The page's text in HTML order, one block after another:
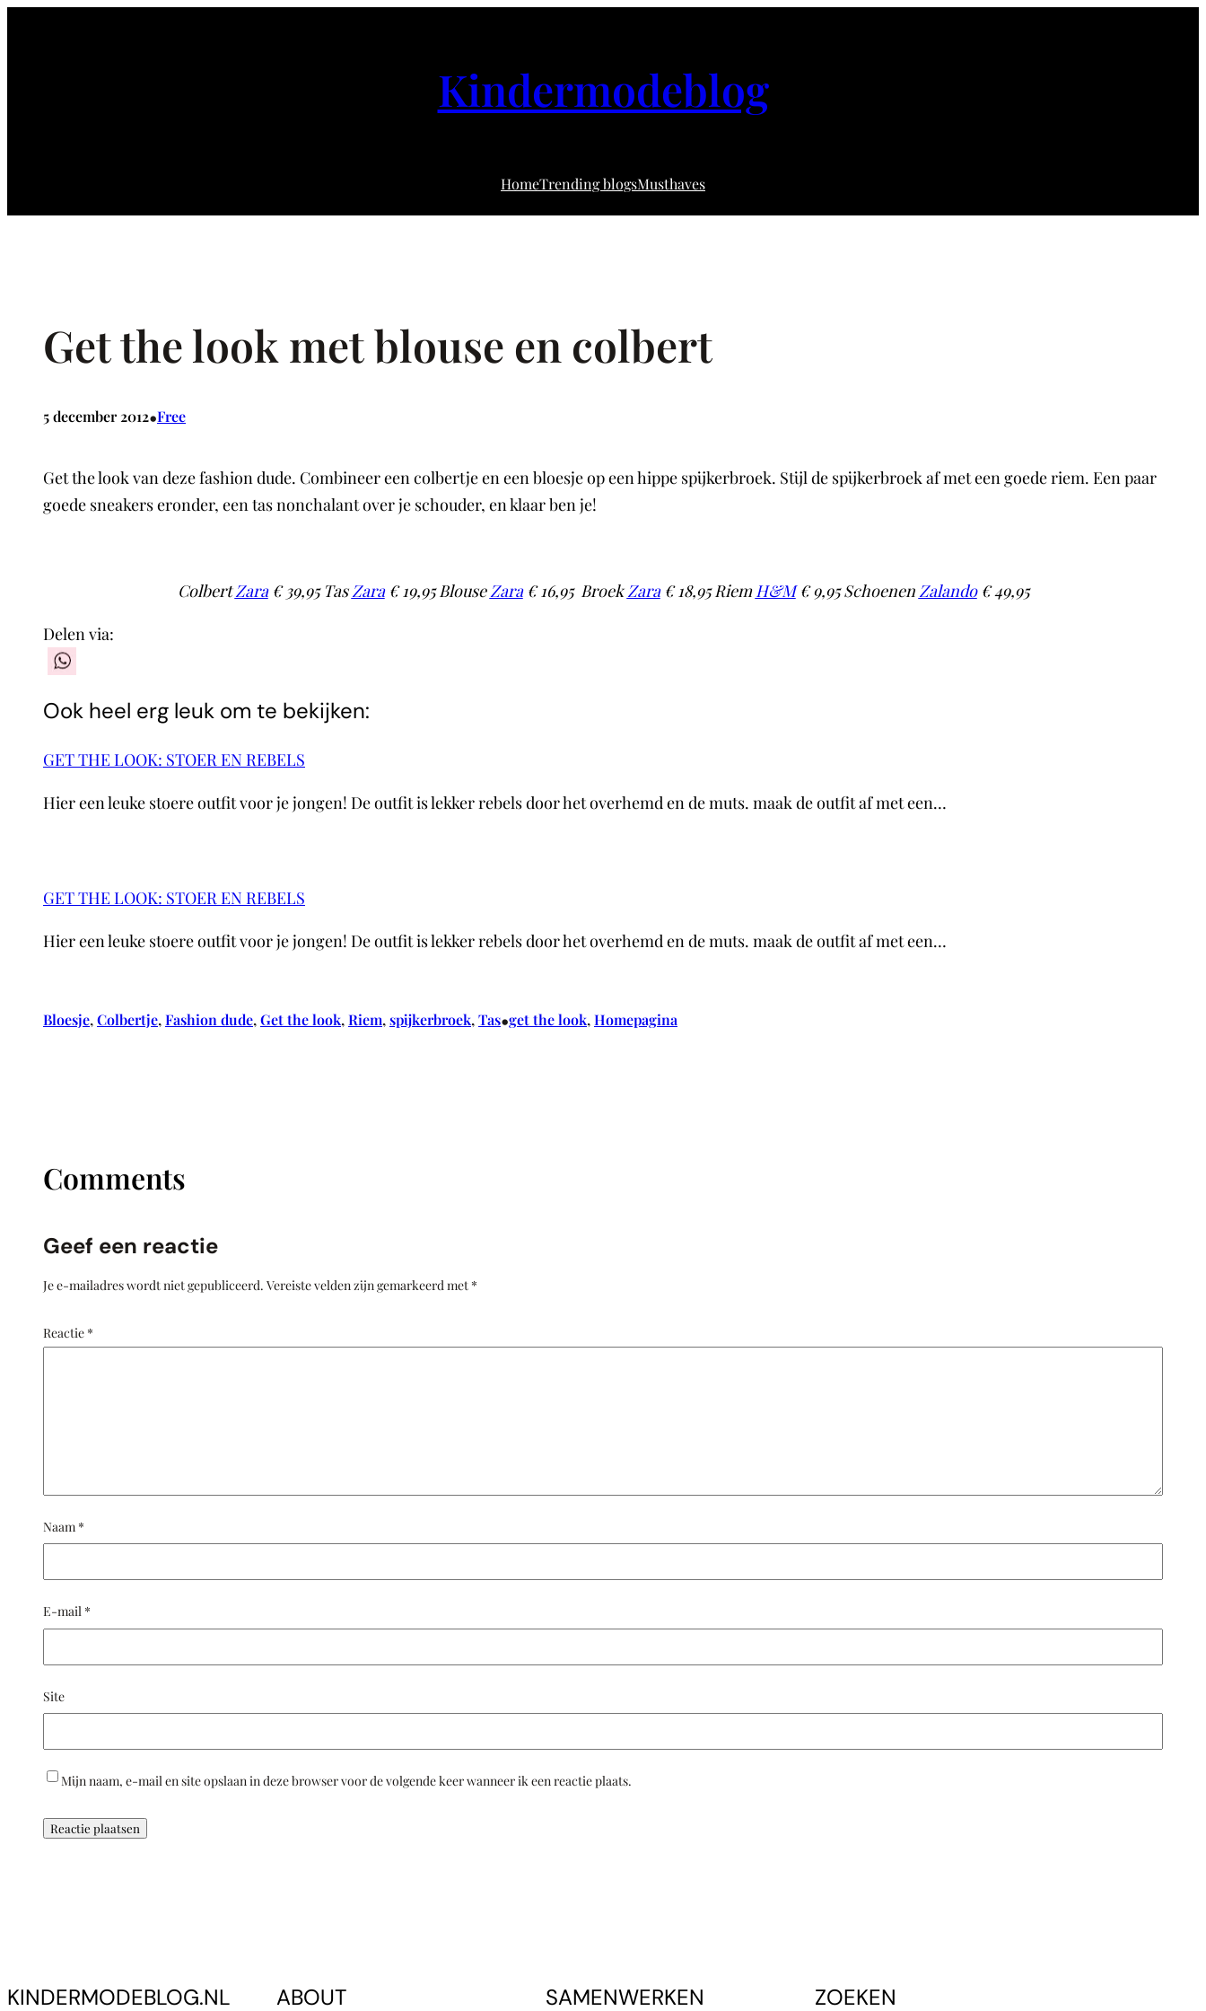
Kindermodeblog
HomeTrending blogsMusthaves
Get the look met blouse en colbert
5 december 2012•Free
Get the look van deze fashion dude. Combineer een colbertje en een bloesje op een hippe spijkerbroek. Stijl de spijkerbroek af met een goede riem. Een paar
goede sneakers eronder, een tas nonchalant over je schouder, en klaar ben je!
ColbertZara€ 39,95 TasZara€ 19,95 BlouseZara€ 16,95 BroekZara€ 18,95 RiemH&M€ 9,95 Schoenen Zalando€ 49,95
Delen via:
Ook heel erg leuk om te bekijken:
GET THE LOOK: STOER EN REBELS
Hier een leuke stoere outfit voor je jongen! De outfit is lekker rebels door het overhemd en de muts. maak de outfit af met een…
GET THE LOOK: STOER EN REBELS
Hier een leuke stoere outfit voor je jongen! De outfit is lekker rebels door het overhemd en de muts. maak de outfit af met een…
Bloesje, Colbertje, Fashion dude, Get the look, Riem, spijkerbroek, Tas•get the look, Homepagina
Comments
Geef een reactie
Je e-mailadres wordt niet gepubliceerd. Vereiste velden zijn gemarkeerd met *
Reactie *
Naam *
E-mail *
Site
Mijn naam, e-mail en site opslaan in deze browser voor de volgende keer wanneer ik een reactie plaats.
KINDERMODEBLOG.NL ABOUT SAMENWERKEN ZOEKEN